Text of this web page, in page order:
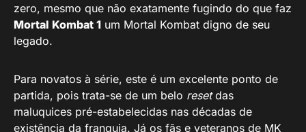
zero, mesmo que não exatamente fugindo do que faz
Mortal Kombat 1 um Mortal Kombat digno de seu
legado.
Para novatos à série, este é um excelente ponto de
partida, pois trata-se de um belo resetdas
maluquices pré-estabelecidas nas décadas de
existência da franquia. Já os fãs e veteranos de MK